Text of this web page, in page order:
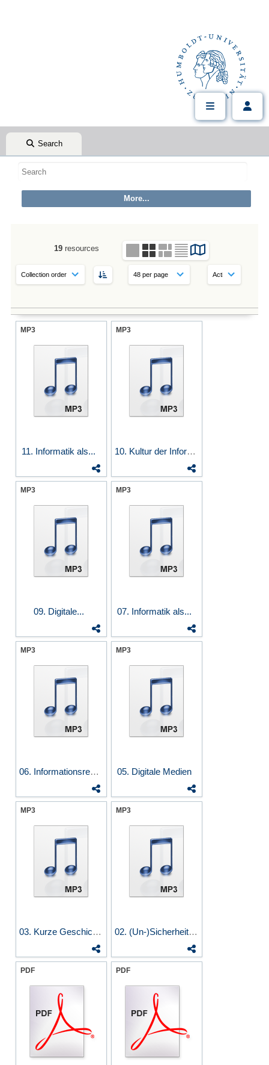
Search
19 resources
MP3
11. Informatik als...
MP3
10. Kultur der Informatik:...
MP3
09. Digitale...
MP3
07. Informatik als...
MP3
06. Informationsrecht...
MP3
05. Digitale Medien
MP3
03. Kurze Geschichte der...
MP3
02. (Un-)Sicherheit der...
PDF PDF